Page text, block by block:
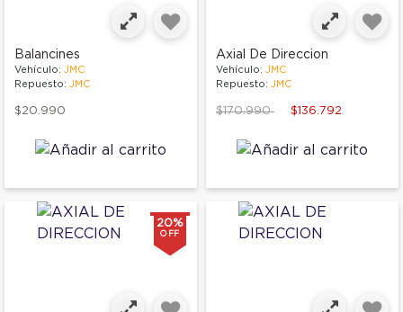
Balancines
Vehículo: JMC
Repuesto: JMC
$20.990
Axial De Direccion
Vehículo: JMC
Repuesto: JMC
Price reduced from
$170.990to $136.792
20%
OFF